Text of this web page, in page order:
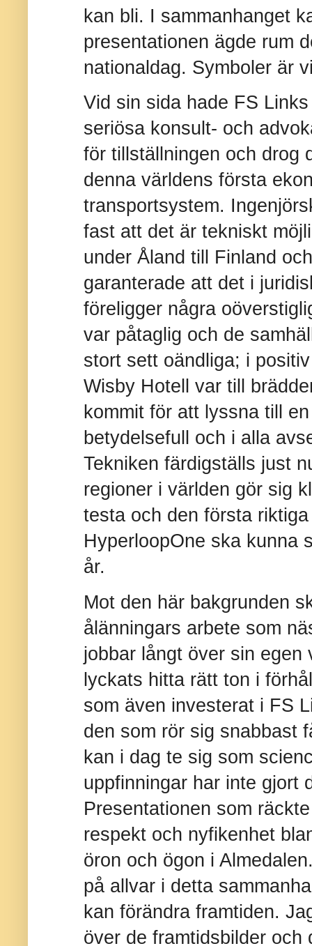
kan bli. I sammanhanget
presentationen ägde rum
nationaldag. Symboler är
Vid sin sida hade FS
seriösa konsult- och
för tillställningen och drog
denna världens första
transportsystem.
fast att det är tekniskt
under Åland till Finland
garanterade att det i
föreligger några
var påtaglig och de
stort sett oändliga; i
Wisby Hotell var till
kommit för att lyssna till
betydelsefull och i alla
Tekniken färdigställs just
regioner i världen gör sig
testa och den första
HyperloopOne ska kunna
år.
Mot den här bakgrunden
ålänningars arbete som
jobbar långt över sin egen
lyckats hitta rätt ton i
som även investerat i FS
den som rör sig snabbast
kan i dag te sig som
uppfinningar har inte gjort
Presentationen som
respekt och nyfikenhet
öron och ögon i
på allvar i detta
kan förändra framtiden.
över de framtidsbilder och